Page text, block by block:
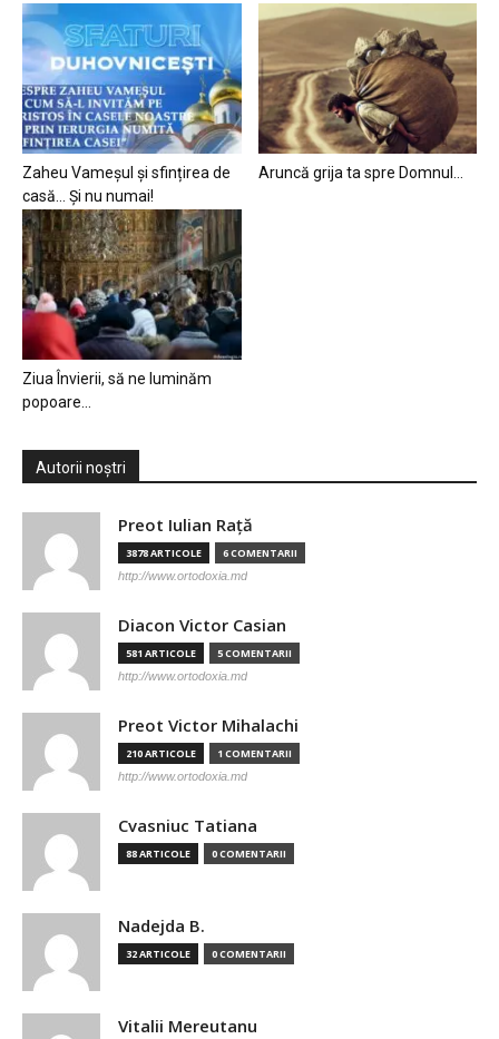
Zaheu Vameșul și sfințirea de
casă… Și nu numai!
Aruncă grija ta spre Domnul…
Ziua Învierii, să ne luminăm
popoare…
Autorii noștri
Preot Iulian Raţă
3878 ARTICOLE 6 COMENTARII
http://www.ortodoxia.md
Diacon Victor Casian
581 ARTICOLE 5 COMENTARII
http://www.ortodoxia.md
Preot Victor Mihalachi
210 ARTICOLE 1 COMENTARII
http://www.ortodoxia.md
Cvasniuc Tatiana
88 ARTICOLE 0 COMENTARII
Nadejda B.
32 ARTICOLE 0 COMENTARII
Vitalii Mereutanu